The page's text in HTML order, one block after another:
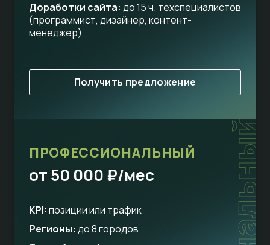
Доработки сайта: до 15 ч. техспециалистов
(программист, дизайнер, контент-
менеджер)
Получить предложение
ПРОФЕССИОНАЛЬНЫЙ
от 50 000 ₽/мес
KPI:позиции или трафик
Регионы: до 8 городов